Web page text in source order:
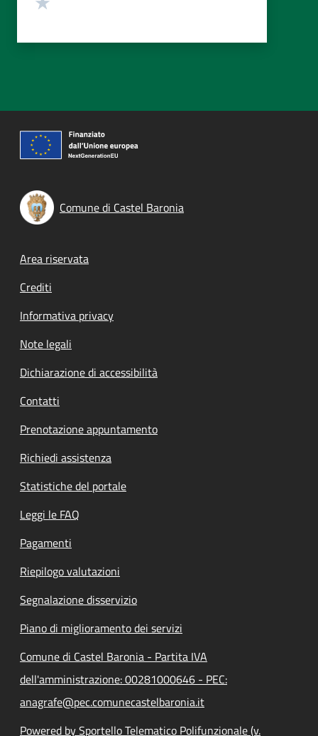
Comune di Castel Baronia
Footer menu
Area riservata
Crediti
Informativa privacy
Note legali
Dichiarazione di accessibilità
Contatti
Prenotazione appuntamento
Richiedi assistenza
Statistiche del portale
Leggi le FAQ
Pagamenti
Riepilogo valutazioni
Segnalazione disservizio
Piano di miglioramento dei servizi
Comune di Castel Baronia - Partita IVA
dell'amministrazione: 00281000646 - PEC:
anagrafe@pec.comunecastelbaronia.it
Powered by Sportello Telematico Polifunzionale (v.